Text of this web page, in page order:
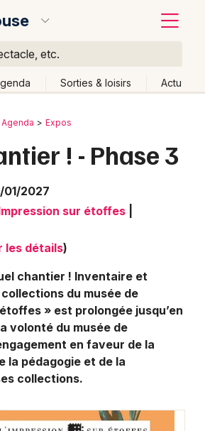
etc.
Sorties & loisirs Actu
Agenda Expos
! - Phase 3
01/2027
sur étoffes
les détails)
chantier ! Inventaire et
du musée de
» est prolongée jusqu’en
volonté du musée de
en faveur de la
la pédagogie et de la
collections.
Changer de lieu
Ce week-end Autre